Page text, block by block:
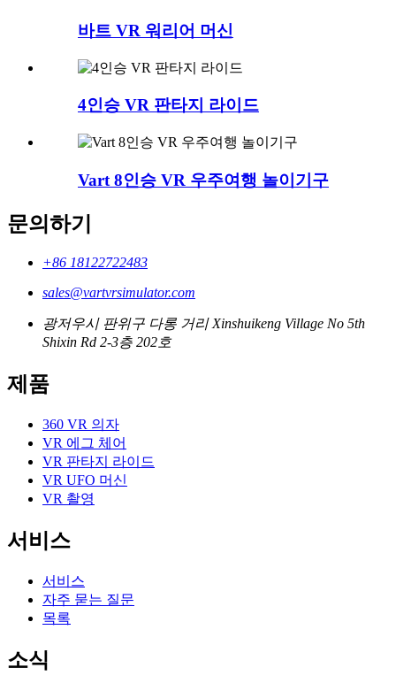
바트 VR 워리어 머신
4인승 VR 판타지 라이드
Vart 8인승 VR 우주여행 놀이기구
문의하기
+86 18122722483
sales@vartvrsimulator.com
광저우시 판위구 다롱 거리 Xinshuikeng Village No 5th
Shixin Rd 2-3층 202호
제품
360 VR 의자
VR 에그 체어
VR 판타지 라이드
VR UFO 머신
VR 촬영
서비스
서비스
자주 묻는 질문
목록
소식